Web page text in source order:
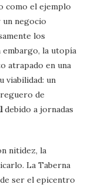
como el ejemplo
negocio
los
embargo, la utopía
atrapado en una
viabilidad: un
de
debido a jornadas
nitidez, la
La Taberna
ser el epicentro